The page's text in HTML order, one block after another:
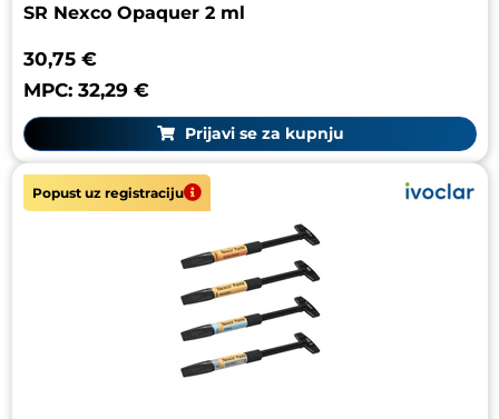
SR Nexco Opaquer 2 ml
30,75 €
MPC: 32,29 €
Prijavi se za kupnju
Popust uz registraciju